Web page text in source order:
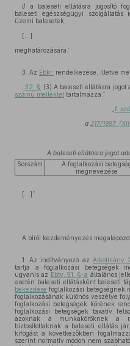
i) a baleseti ellátásra jogosító
baleseti egészségügyi szolgáltatás
üzemi balesetek,
[...]
meghatározására.”
3. Az Ebkr. rendelkezése, illetve
32. § (3) A baleseti ellátásra jogot
számú melléklet tartalmazza.”
1.
a 217/1997.
A baleseti ellátásra jogot
Sorszám
A foglalkozási
megnevezése
[...]”
A bírói kezdeményezés
1. Az indítványozó az Alkotmány
tartja a foglalkozási betegségek
ugyanis az Ebtv. 51. §-a általános
esetén baleseti ellátásként baleseti
bekezdése foglalkozási betegségnek
foglalkozásának különös veszélye
foglalkozási betegségek körének
foglalkozási betegségek taxatív
azoknak a munkaköröknek a
biztosítottaknak a baleseti ellátás
kifogást a következőkben
szerint normatív módon nem